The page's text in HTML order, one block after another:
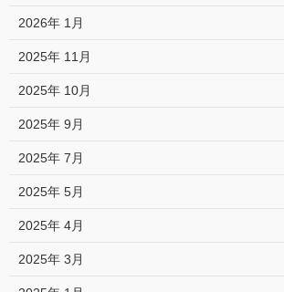
2026年 1月
2025年 11月
2025年 10月
2025年 9月
2025年 7月
2025年 5月
2025年 4月
2025年 3月